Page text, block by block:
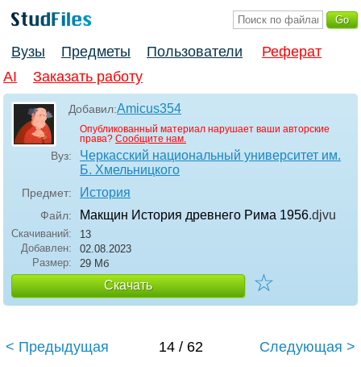
Вузы Предметы Пользователи
Реферат
AI
Заказать работу
Добавил:Amicus354
Опубликованный материал нарушает ваши авторские
права? Сообщите нам.
Вуз:
Черкасский национальный университет им.
Б. Хмельницкого
Предмет: История
Файл: Макщин История древнего Рима 1956.djvu
Скачиваний:
13
Добавлен:
02.08.2023
Размер:
29 Мб
Скачать ☆
< Предыдущая 14 / 62 Следующая >